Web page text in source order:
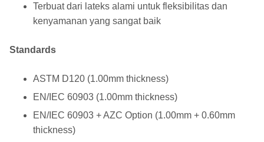
Terbuat dari lateks alami untuk fleksibilitas dan
kenyamanan yang sangat baik
Standards
ASTM D120 (1.00mm thickness)
EN/IEC 60903 (1.00mm thickness)
EN/IEC 60903 + AZC Option (1.00mm + 0.60mm
thickness)